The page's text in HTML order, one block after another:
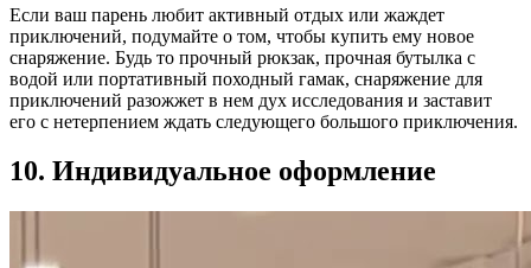
Если ваш парень любит активный отдых или жаждет
приключений, подумайте о том, чтобы купить ему новое
снаряжение. Будь то прочный рюкзак, прочная бутылка с
водой или портативный походный гамак, снаряжение для
приключений разожжет в нем дух исследования и заставит
его с нетерпением ждать следующего большого приключения.
10. Индивидуальное оформление